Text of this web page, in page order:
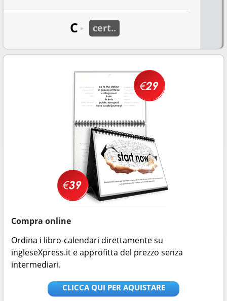
C ► cert..
Compra online
Ordina i libro-calendari direttamente su
ingleseXpress.it e approfitta del prezzo senza
intermediari.
CLICCA QUI PER AQUISTARE